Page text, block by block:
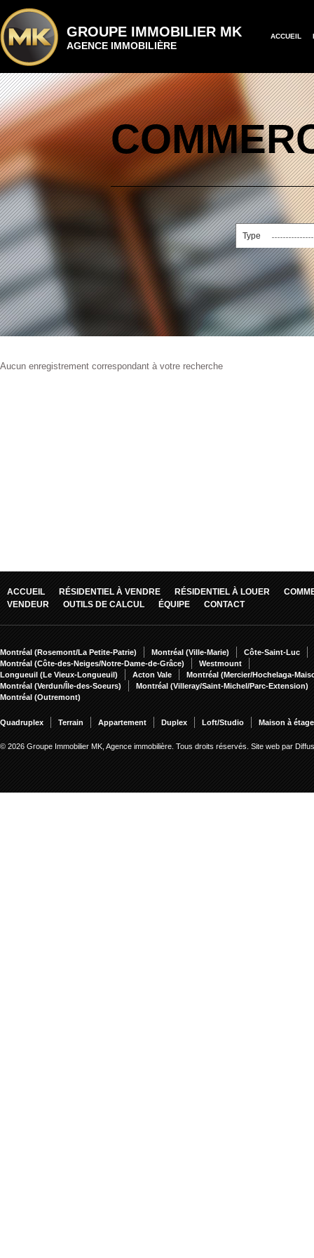
GROUPE IMMOBILIER MK
AGENCE IMMOBILIÈRE
ACCUEIL
Type
Aucun enregistrement correspondant à votre recherche
ACCUEIL RÉSIDENTIEL À VENDRE RÉSIDENTIEL À LOUER
VENDEUR
OUTILS DE CALCUL ÉQUIPE CONTACT
Montréal (Rosemont/La Petite-Patrie) Montréal (Ville-Marie)
Côte-Saint-Luc
Montréal (Côte-des-Neiges/Notre-Dame-de-Grâce)
Westmount
Longueuil (Le Vieux-Longueuil)
Acton Vale
Montréal (Mercier/Hochelaga-
Montréal (Verdun/Île-des-Soeurs)
Montréal (Villeray/Saint-Michel/Parc-Extension)
Montréal (Outremont)
Quadruplex Terrain Appartement Duplex Loft/Studio Maison à
© 2026 Groupe Immobilier MK, Agence immobilière. Tous droits réservés. Site web par